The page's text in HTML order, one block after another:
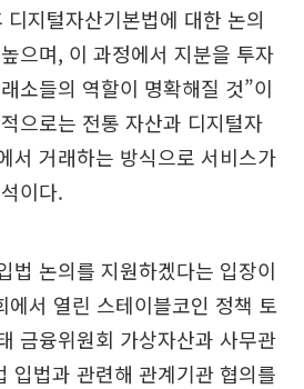
지털자산기본법에 대한 논의
으며, 이 과정에서 지분을 투자
소들의 역할이 명확해질 것”이
으로는 전통 자산과 디지털자
서 거래하는 방식으로 서비스가
이다.
법 논의를 지원하겠다는 입장이
에서 열린 스테이블코인 정책 토
금융위원회 가상자산과 사무관
입법과 관련해 관계기관 협의를